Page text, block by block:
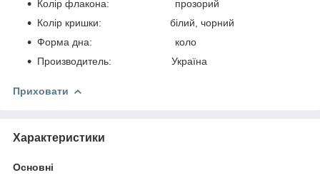
Колір флакона: прозорий
Колір кришки: білий, чорний
Форма дна: коло
Производитель: Україна
Приховати
Характеристики
Основні